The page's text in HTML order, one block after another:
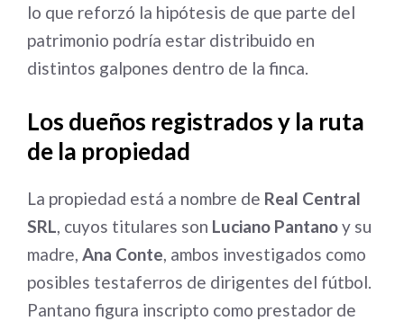
lo que reforzó la hipótesis de que parte del
patrimonio podría estar distribuido en
distintos galpones dentro de la finca.
Los dueños registrados y la ruta
de la propiedad
La propiedad está a nombre de Real Central
SRL, cuyos titulares son Luciano Pantanoy su
madre, Ana Conte, ambos investigados como
posibles testaferros de dirigentes del fútbol.
Pantano figura inscripto como prestador de